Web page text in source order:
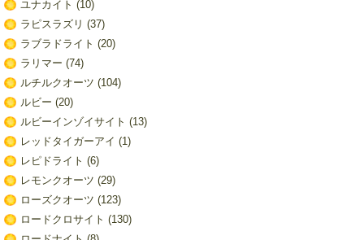
ユナカイト (10)
ラピスラズリ (37)
ラブラドライト (20)
ラリマー (74)
ルチルクオーツ (104)
ルビー (20)
ルビーインゾイサイト (13)
レッドタイガーアイ (1)
レピドライト (6)
レモンクオーツ (29)
ローズクオーツ (123)
ロードクロサイト (130)